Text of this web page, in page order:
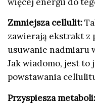
Zmniejsza cellulit:
zawierają ekstrakt z
usuwanie nadmiaru
Jak wiadomo, jest to
powstawania
Przyspiesza